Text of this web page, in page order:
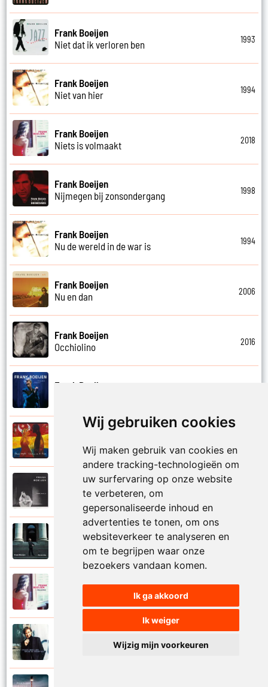
Wij gebruiken cookies
Wij maken gebruik van cookies en
andere tracking-technologieën om
uw surfervaring op onze website
te verbeteren, om
gepersonaliseerde inhoud en
advertenties te tonen, om ons
websiteverkeer te analyseren en
om te begrijpen waar onze
bezoekers vandaan komen.
Ik ga akkoord
Ik weiger
Wijzig mijn voorkeuren
Frank Boeijen
Niet dat ik verloren ben
1993
Frank Boeijen
Niet van hier
1994
Frank Boeijen
Niets is volmaakt
2018
Frank Boeijen
Nijmegen bij zonsondergang
1998
Frank Boeijen
Nu de wereld in de war is
1994
Frank Boeijen
Nu en dan
2006
Frank Boeijen
Occhiolino
2016
Frank Boeijen
Onder ons
Frank Boeijen
Onschuld
Frank Boeijen
Op een dag
Frank Boeijen
Open de poorten